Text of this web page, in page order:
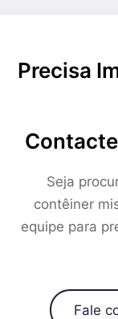
Precisa
Seja
contêiner
equipe para
Fale